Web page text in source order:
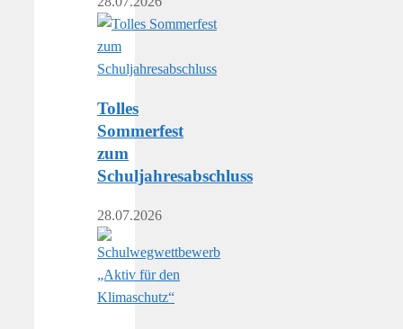
Tolles
Sommerfest
zum
Schuljahresabschluss
28.07.2026